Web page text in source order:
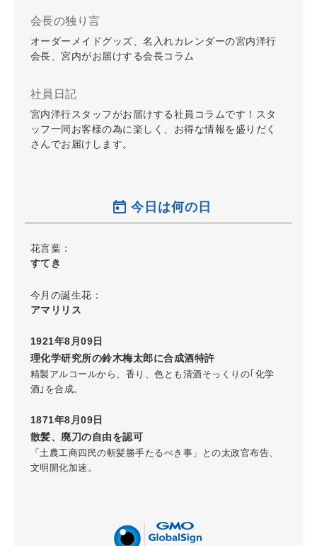
会長の独り言
オーダーメイドグッズ、名入れカレンダーの宮内洋行
会長、宮内がお届けする会長コラム
社員日記
宮内洋行スタッフがお届けする社員コラムです！スタ
ッフ一同お客様の為に楽しく、お得な情報を盛りだく
さんでお届けします。
今日は何の日
花言葉：
すてき
今月の誕生花：
アマリリス
1921年8月09日
理化学研究所の鈴木梅太郎に合成酒特許
精製アルコールから、香り、色とも清酒そっくりの｢化学
酒｣を合成。
1871年8月09日
散髪、廃刀の自由を認可
「土農工商四民の斬髪勝手たるべき事」との太政官布告、
文明開化加速。